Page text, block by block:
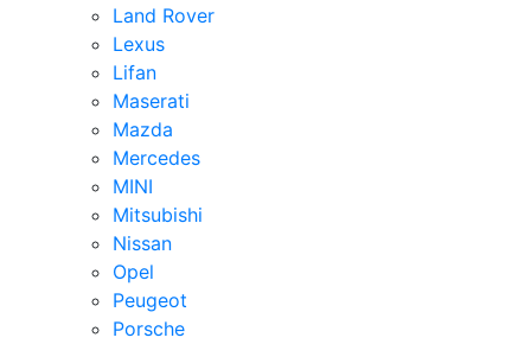
Land Rover
Lexus
Lifan
Maserati
Mazda
Mercedes
MINI
Mitsubishi
Nissan
Opel
Peugeot
Porsche